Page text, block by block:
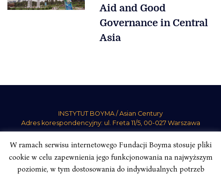
Aid and Good
Governance in Central
Asia
INSTYTUT BOYMA / Asian Century
Adres korespondencyjny: ul. Freta 11/5, 00-027 Warszawa
Odwiedź nas w mediach społecznościowych:
W ramach serwisu internetowego Fundacji Boyma stosuje pliki
cookie w celu zapewnienia jego funkcjonowania na najwyższym
poziomie, w tym dostosowania do indywidualnych potrzeb